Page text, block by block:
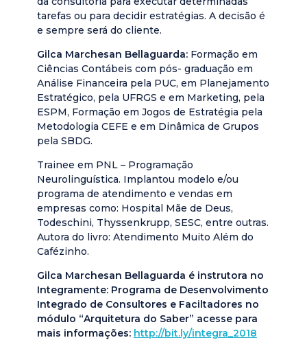
tarefas ou para decidir estratégias. A decisão é
e sempre será do cliente.
Gilca Marchesan Bellaguarda:Formação em
Ciências Contábeis com pós- graduação em
Análise Financeira pela PUC, em Planejamento
Estratégico, pela UFRGS e em Marketing, pela
ESPM, Formação em Jogos de Estratégia pela
Metodologia CEFE e em Dinâmica de Grupos
pela SBDG.
Trainee em PNL – Programação
Neurolinguística. Implantou modelo e/ou
programa de atendimento e vendas em
empresas como: Hospital Mãe de Deus,
Todeschini, Thyssenkrupp, SESC, entre outras.
Autora do livro: Atendimento Muito Além do
Cafézinho.
Gilca Marchesan Bellaguarda é instrutora no
Integramente: Programa de Desenvolvimento
Integrado de Consultores e Faciltadores no
módulo “Arquitetura do Saber” acesse para
mais informações: http://bit.ly/integra_2018